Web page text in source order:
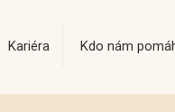
Kariéra Kdo nám